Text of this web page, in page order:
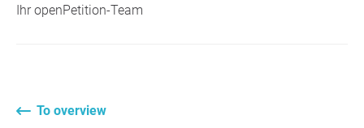
Ihr openPetition-Team
To overview